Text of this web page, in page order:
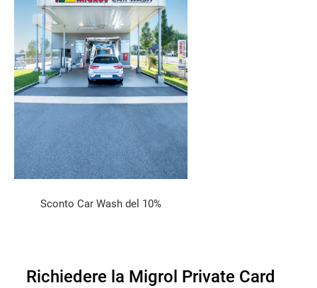
Sconto Car Wash del 10%
Richiedere la Migrol Private Card